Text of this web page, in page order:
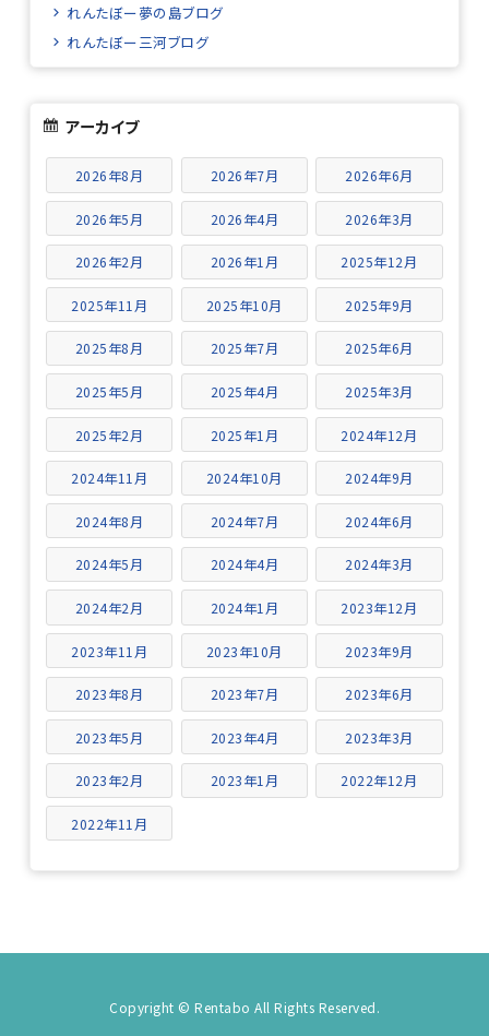
れんたぼー夢の島ブログ
れんたぼー三河ブログ
アーカイブ
2026年8月 2026年7月 2026年6月
2026年5月 2026年4月 2026年3月
2026年2月 2026年1月 2025年12月
2025年11月 2025年10月 2025年9月
2025年8月 2025年7月 2025年6月
2025年5月 2025年4月 2025年3月
2025年2月 2025年1月 2024年12月
2024年11月 2024年10月 2024年9月
2024年8月 2024年7月 2024年6月
2024年5月 2024年4月 2024年3月
2024年2月 2024年1月 2023年12月
2023年11月 2023年10月 2023年9月
2023年8月 2023年7月 2023年6月
2023年5月 2023年4月 2023年3月
2023年2月 2023年1月 2022年12月
2022年11月
Copyright © Rentabo All Rights Reserved.